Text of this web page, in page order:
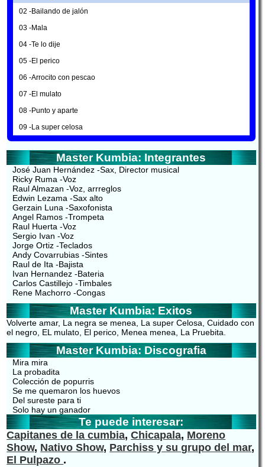
02 -Bailando de jalón
03 -Mala
04 -Te lo dije
05 -El perico
06 -Arrocito con pescao
07 -El mulato
08 -Punto y aparte
09 -La super celosa
Master Kumbia: Integrantes
José Juan Hernández -Sax, Director musical
Ricky Ruma -Voz
Raul Almazan -Voz, arrreglos
Edwin Lezama -Sax alto
Gerzain Luna -Saxofonista
Angel Ramos -Trompeta
Raul Huerta -Voz
Sergio Ivan -Voz
Jorge Ortiz -Teclados
Andy Covarrubias -Sintes
Raul de Ita -Bajista
Ivan Hernandez -Bateria
Carlos Castillejo -Timbales
Rene Machorro -Congas
Master Kumbia: Exitos
Volverte amar, La negra se menea, La super Celosa, Cuidado con
el negro, EL mulato, El perico, Menea menea, La Pruebita.
Master Kumbia: Discografia
Mira mira
La probadita
Colección de popurris
Se me quemaron los huevos
Del sureste para ti
Solo hay un ganador
Te puede interesar:
Capitanes de la cumbia,Chicapala, Moreno
Show, Nativo Show, Parchiss y su grupo del mar,
El Pulpazo .